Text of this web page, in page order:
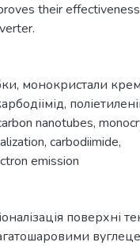
their
, монокристали
,
nanotubes,
, carbodiimide,
emission
поверхні